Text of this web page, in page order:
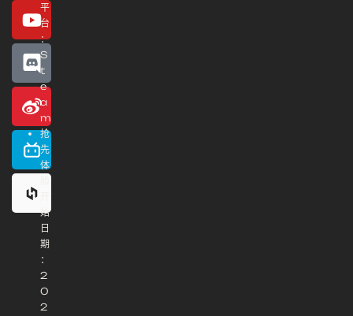
平
台
：
S
t
e
a
m
抢
先
体
始
日
期
：
2
0
2